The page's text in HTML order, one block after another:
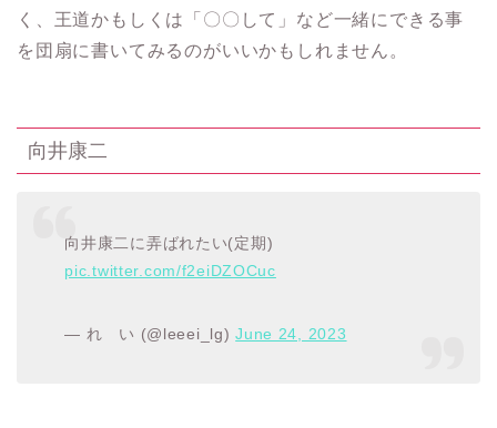
く、王道かもしくは「〇〇して」など一緒にできる事
を団扇に書いてみるのがいいかもしれません。
向井康二
向井康二に弄ばれたい(定期)
pic.twitter.com/f2eiDZOCuc
— れ い (@leeei_lg)June 24, 2023